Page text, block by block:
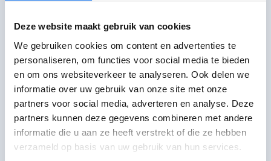
Deze website maakt gebruik van cookies
We gebruiken cookies om content en advertenties te
personaliseren, om functies voor social media te bieden
en om ons websiteverkeer te analyseren. Ook delen we
informatie over uw gebruik van onze site met onze
partners voor social media, adverteren en analyse. Deze
partners kunnen deze gegevens combineren met andere
informatie die u aan ze heeft verstrekt of die ze hebben
verzameld op basis van uw gebruik van hun services.
Wat doet een ziekenfonds?
Andere infosites